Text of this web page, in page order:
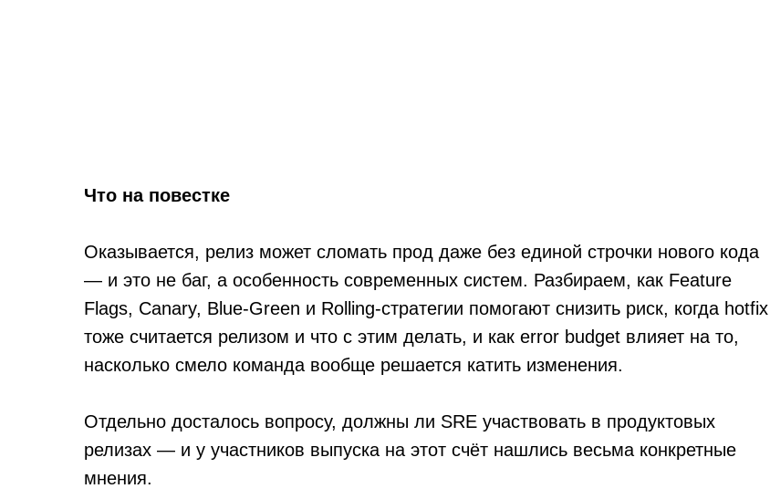
Что на повестке
Оказывается, релиз может сломать прод даже без единой строчки нового кода
— и это не баг, а особенность современных систем. Разбираем, как Feature
Flags, Canary, Blue-Green и Rolling-стратегии помогают снизить риск, когда hotfix
тоже считается релизом и что с этим делать, и как error budget влияет на то,
насколько смело команда вообще решается катить изменения.
Отдельно досталось вопросу, должны ли SRE участвовать в продуктовых
релизах — и у участников выпуска на этот счёт нашлись весьма конкретные
мнения.